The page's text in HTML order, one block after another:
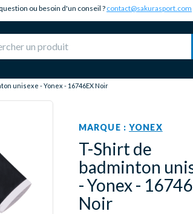
ou besoin d'un conseil ?contact@sakurasport.com
unisexe - Yonex - 16746EX Noir
MARQUE :YONEX
T-Shirt de
badminton
- Yonex -
Noir